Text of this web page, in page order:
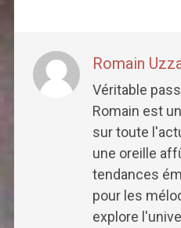
Romain
Véritable
Romain est
sur toute
une oreille
tendances
pour les
explore